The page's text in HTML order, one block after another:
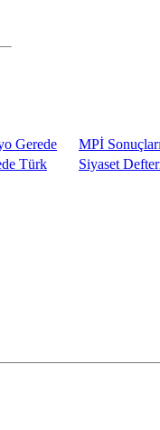
Gerede
MPİ
Türk Siyaset